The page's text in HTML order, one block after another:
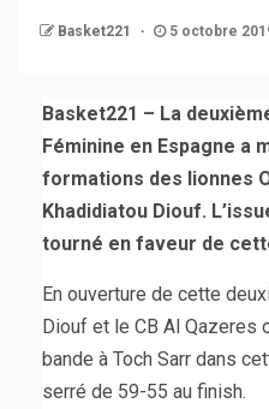
Basket221 5 octobre
Basket221 – La
Féminine en Espagne a
formations des lionnes
Khadidiatou Diouf.
tourné en faveur de
En ouverture de cette
Diouf et le CB Al Qazeres
bande à Toch Sarr dans
serré de 59-55 au finish.